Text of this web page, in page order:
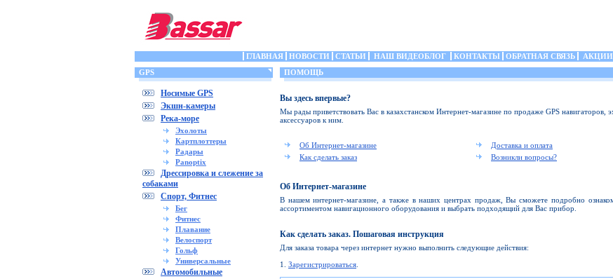
ГЛАВНАЯ НОВОСТИ СТАТЬИ НАШ ВИДЕОБЛОГ КОНТАКТЫ ОБРАТНАЯ СВЯЗЬ АКЦИИ
GPS
Носимые GPS
Экшн-камеры
Река-море
Эхолоты
Картплоттеры
Радары
Panoptix
Дрессировка и слежение за
собаками
Спорт, Фитнес
Бег
Фитнес
Плавание
Велоспорт
Гольф
Универсальные
Автомобильные
ПОМОЩЬ
Вы здесь впервые?
Мы рады приветствовать Вас в казахстанском Интернет-магазине по продаже GPS навигаторов,
аксессуаров к ним.
Об Интернет-магазине
Доставка и оплата
Как сделать заказ
Возникли вопросы?
Об Интернет-магазине
В нашем интернет-магазине, а также в наших центрах продаж, Вы сможете подробно
ассортиментом навигационного оборудования и выбрать подходящий для Вас прибор.
Как сделать заказ. Пошаговая инструкция
Для заказа товара через интернет нужно выполнить следующие действия:
1. Зарегистрироваться